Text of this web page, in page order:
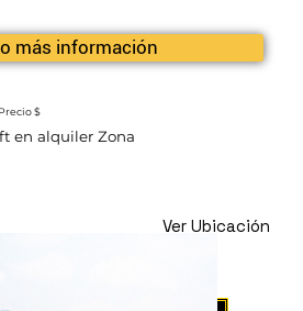
más información
en alquiler Zona
Ver Ubicación
Precio $